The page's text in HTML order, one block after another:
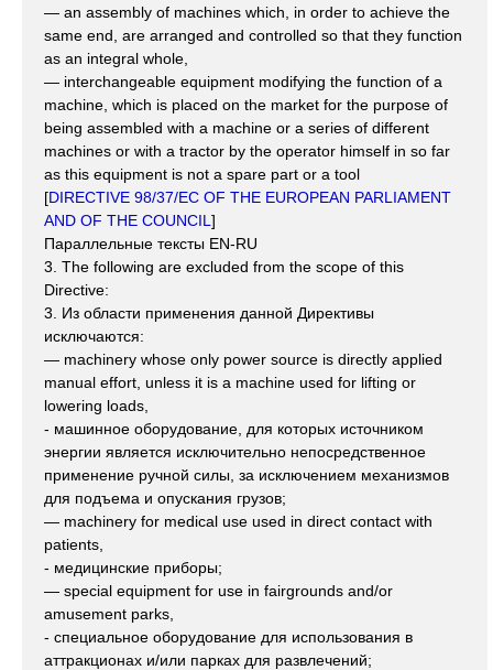
— an assembly of machines which, in order to achieve the
same end, are arranged and controlled so that they function
as an integral whole,
— interchangeable equipment modifying the function of a
machine, which is placed on the market for the purpose of
being assembled with a machine or a series of different
machines or with a tractor by the operator himself in so far
as this equipment is not a spare part or a tool
[DIRECTIVE 98/37/EC OF THE EUROPEAN PARLIAMENT
AND OF THE COUNCIL ]
Параллельные тексты EN-RU
3. The following are excluded from the scope of this
Directive:
3. Из области применения данной Директивы
исключаются:
— machinery whose only power source is directly applied
manual effort, unless it is a machine used for lifting or
lowering loads,
- машинное оборудование, для которых источником
энергии является исключительно непосредственное
применение ручной силы, за исключением механизмов
для подъема и опускания грузов;
— machinery for medical use used in direct contact with
patients,
- медицинские приборы;
— special equipment for use in fairgrounds and/or
amusement parks,
- специальное оборудование для использования в
аттракционах и/или парках для развлечений;